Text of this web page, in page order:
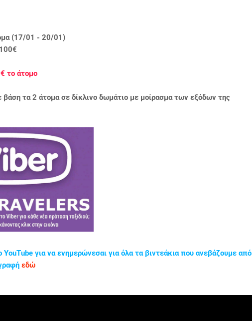
(17/01 - 20/01)
το άτομο
βάση τα 2 άτομα σε δίκλινο δωμάτιο με μοίρασμα των εξόδων της
για να ενημερώνεσαι για όλα τα βιντεάκια που ανεβάζουμε από
εδώ